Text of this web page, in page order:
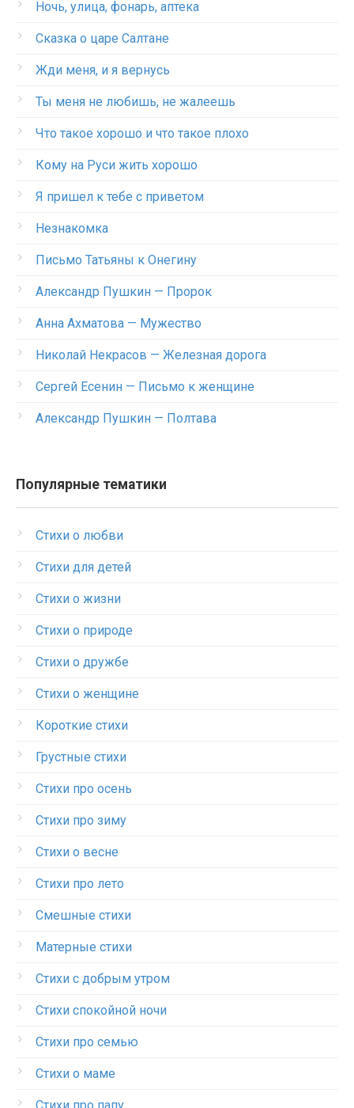
Ночь, улица, фонарь, аптека
Сказка о царе Салтане
Жди меня, и я вернусь
Ты меня не любишь, не жалеешь
Что такое хорошо и что такое плохо
Кому на Руси жить хорошо
Я пришел к тебе с приветом
Незнакомка
Письмо Татьяны к Онегину
Александр Пушкин — Пророк
Анна Ахматова — Мужество
Николай Некрасов — Железная дорога
Сергей Есенин — Письмо к женщине
Александр Пушкин — Полтава
Популярные тематики
Стихи о любви
Стихи для детей
Стихи о жизни
Стихи о природе
Стихи о дружбе
Стихи о женщине
Короткие стихи
Грустные стихи
Стихи про осень
Стихи про зиму
Стихи о весне
Стихи про лето
Смешные стихи
Матерные стихи
Стихи с добрым утром
Стихи спокойной ночи
Стихи про семью
Стихи о маме